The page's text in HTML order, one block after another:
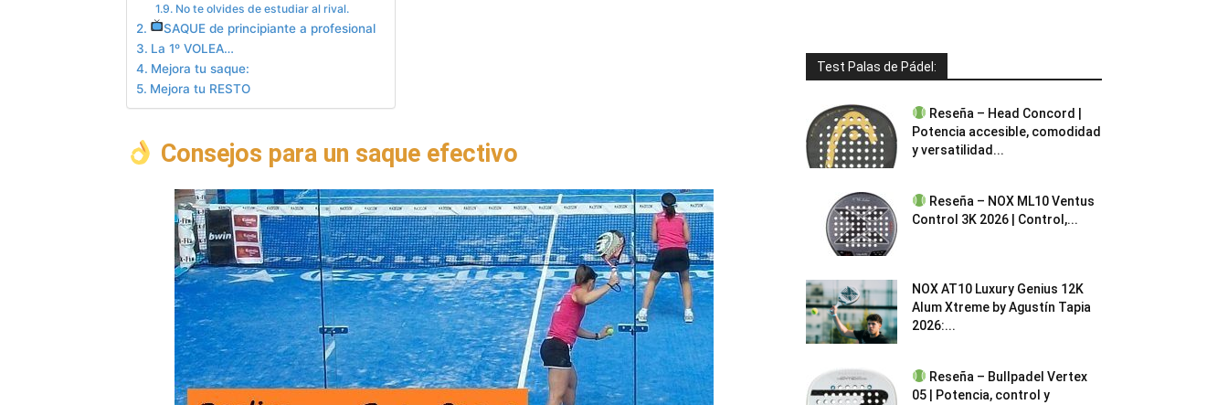
No te olvides de estudiar al rival.
SAQUE de principiante a profesional
La 1º VOLEA…
Mejora tu saque:
Mejora tu RESTO
Consejos para un saque efectivo
Test Palas de Pádel:
Reseña – Head Concord |
Potencia accesible, comodidad
y versatilidad...
Reseña – NOX ML10 Ventus
Control 3K 2026 | Control,...
NOX AT10 Luxury Genius 12K
Alum Xtreme by Agustín Tapia
2026:...
Reseña – Bullpadel Vertex
05 | Potencia, control y